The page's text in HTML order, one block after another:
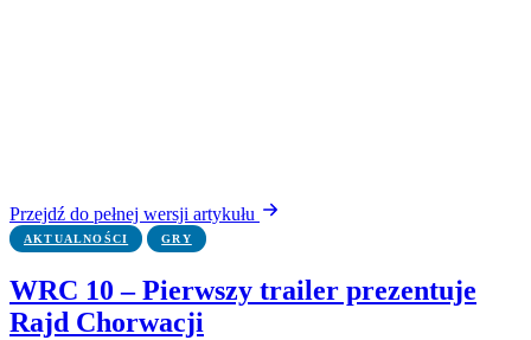
Przejdź do pełnej wersji artykułu
AKTUALNOŚCI GRY
WRC 10 – Pierwszy trailer prezentuje
Rajd Chorwacji